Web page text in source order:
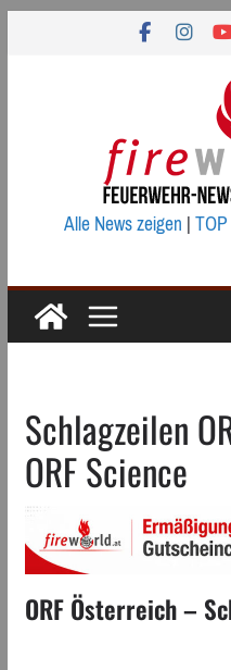
Alle News zeigen|
Schlagzeilen
ORF Science
ORF Österreich –